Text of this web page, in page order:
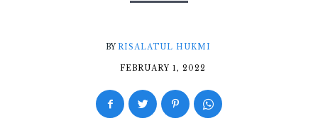
BY RISALATUL HUKMI
FEBRUARY 1, 2022